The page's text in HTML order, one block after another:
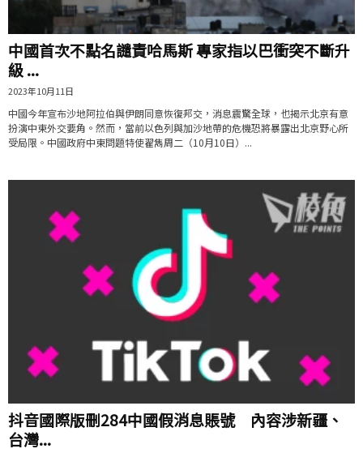
中國首次不點名譴責哈馬斯 專家指以巴衝突不斷升
級 ...
2023年10月11日
中國今年宣布沙地阿拉伯與伊朗同意恢復邦交，消息震驚全球，也揭示北京有意
扮演中東外交要角。然而，當前以色列與加沙地帶的危機恐將暴露出北京野心所
受局限。中國政府中東問題特使翟雋周二（10月10日）...
抖音國際版刪284中國假消息賬號 內容涉新疆、
台灣...